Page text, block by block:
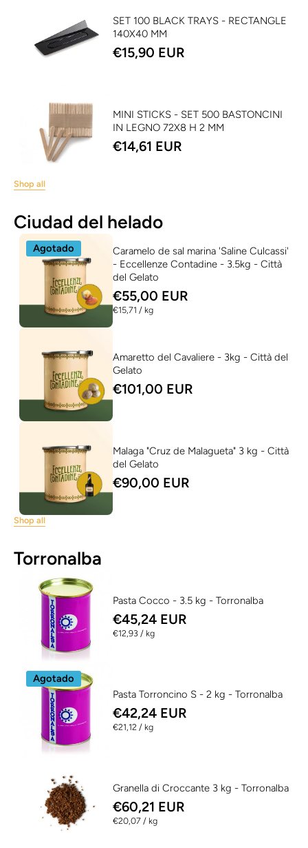
SET 100 BLACK TRAYS - RECTANGLE
140X40 MM
€15,90 EUR
MINI STICKS - SET 500 BASTONCINI
IN LEGNO 72X8 H 2 MM
€14,61 EUR
Shop all
Ciudad del helado
Agotado
Caramelo de sal marina 'Saline Culcassi'
- Eccellenze Contadine - 3.5kg - Città
del Gelato
€55,00 EUR
€15,71 / per
kg
Amaretto del Cavaliere - 3kg - Città del
Gelato
€101,00 EUR
Malaga "Cruz de Malagueta" 3 kg - Città
del Gelato
€90,00 EUR
Shop all
Torronalba
Pasta Cocco - 3.5 kg - Torronalba
€45,24 EUR
€12,93 / per
kg
Agotado
Pasta Torroncino S - 2 kg - Torronalba
€42,24 EUR
€21,12 / per
kg
Granella di Croccante 3 kg - Torronalba
€60,21 EUR
€20,07 / per
kg